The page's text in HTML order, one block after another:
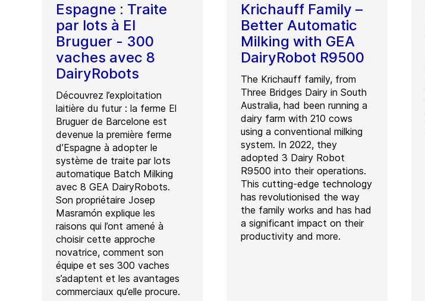
Espagne : Traite
par lots à El
Bruguer - 300
vaches avec 8
DairyRobots
Découvrez l’exploitation
laitière du futur : la ferme El
Bruguer de Barcelone est
devenue la première ferme
d’Espagne à adopter le
système de traite par lots
automatique Batch Milking
avec 8 GEA DairyRobots.
Son propriétaire Josep
Masramón explique les
raisons qui l’ont amené à
choisir cette approche
novatrice, comment son
équipe et ses 300 vaches
s’adaptent et les avantages
commerciaux qu’elle procure.
Krichauff Family –
Better Automatic
Milking with GEA
DairyRobot R9500
The Krichauff family, from
Three Bridges Dairy in South
Australia, had been running a
dairy farm with 210 cows
using a conventional milking
system. In 2022, they
adopted 3 Dairy Robot
R9500 into their operations.
This cutting-edge technology
has revolutionised the way
the family works and has had
a significant impact on their
productivity and more.